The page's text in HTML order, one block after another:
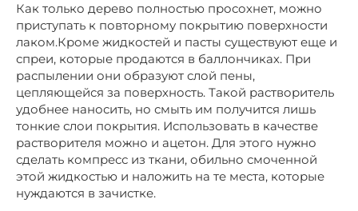
Как только дерево полностью просохнет, можно
приступать к повторному покрытию поверхности
лаком.Кроме жидкостей и пасты существуют еще и
спреи, которые продаются в баллончиках. При
распылении они образуют слой пены,
цепляющейся за поверхность. Такой растворитель
удобнее наносить, но смыть им получится лишь
тонкие слои покрытия. Использовать в качестве
растворителя можно и ацетон. Для этого нужно
сделать компресс из ткани, обильно смоченной
этой жидкостью и наложить на те места, которые
нуждаются в зачистке.